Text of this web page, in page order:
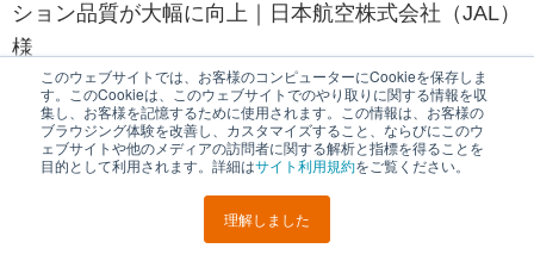
このウェブサイトでは、お客様のコンピューターにCookieを保存しま
す。このCookieは、このウェブサイトでのやり取りに関する情報を収
集し、お客様を記憶するために使用されます。この情報は、お客様の
ブラウジング体験を改善し、カスタマイズすること、ならびにこのウ
ェブサイトや他のメディアの訪問者に関する解析と指標を得ることを
目的として利用されます。詳細はサイト利用規約をご覧ください。
理解しました
ション品質が大幅に向上｜日本航空株式会社（JAL）
様